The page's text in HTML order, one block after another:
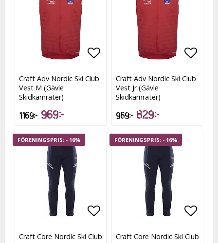
Lägg till i favoritlistan
Lägg till i favoritlistan
Craft Adv Nordic Ski Club
Vest M (Gävle
Skidkamrater)
1 169 kr 969 kr
Lägg
Lägg
Craft Adv Nordic Ski Club
Vest Jr (Gävle
Skidkamrater)
969 kr 829 kr
- 16%
Lägg till i favoritlistan
Craft Core Nordic Ski Club
- 16%
Craft Core Nordic Ski Club